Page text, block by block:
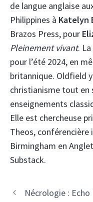
de langue anglaise
Philippines à Katelyn
Brazos Press, pour
Pleinement vivant.
pour l’été 2024, en
britannique. Oldfield
christianisme tout en
enseignements
Elle est chercheuse
Theos, conférencière
Birmingham en
Substack.
Nécrologie : Echo